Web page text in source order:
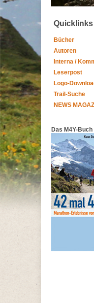
Quicklinks
Bücher
Autoren
Interna /
Leserpost
Logo-
Trail-Suche
NEWS
Das M4Y-Buch